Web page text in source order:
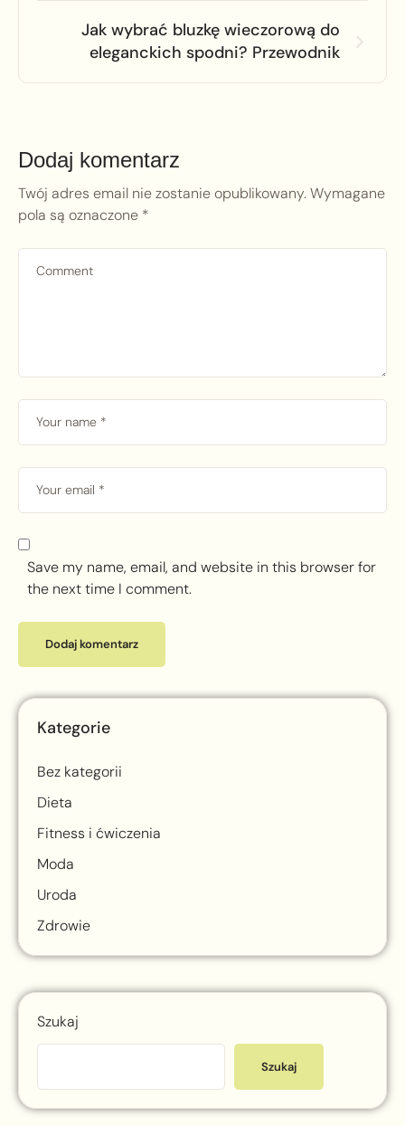
Jak wybrać bluzkę wieczorową do
eleganckich spodni? Przewodnik
Dodaj komentarz
Twój adres email nie zostanie opublikowany.Wymagane
pola są oznaczone *
Save my name, email, and website in this browser for
the next time I comment.
Kategorie
Bez kategorii
Dieta
Fitness i ćwiczenia
Moda
Uroda
Zdrowie
Szukaj
Szukaj